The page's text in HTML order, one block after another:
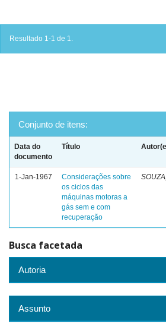
Resultado 1-1 de 1.
Conjunto de itens:
Data do
documento
Título
1-Jan-1967
Considerações sobre
os ciclos das
máquinas motoras a
gás sem e com
recuperação
Busca facetada
Autoria
Assunto